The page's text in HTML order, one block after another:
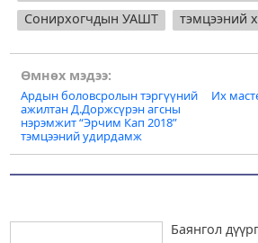
Баянгол
Сонирхогчдын УАШТ
тэмцээний
Post
navigation
Өмнөх мэдээ:
Ардын боловсролын тэргүүний
ажилтан Д.Доржсүрэн агсны
нэрэмжит “Эрчим Кап 2018”
тэмцээний удирдамж
Их